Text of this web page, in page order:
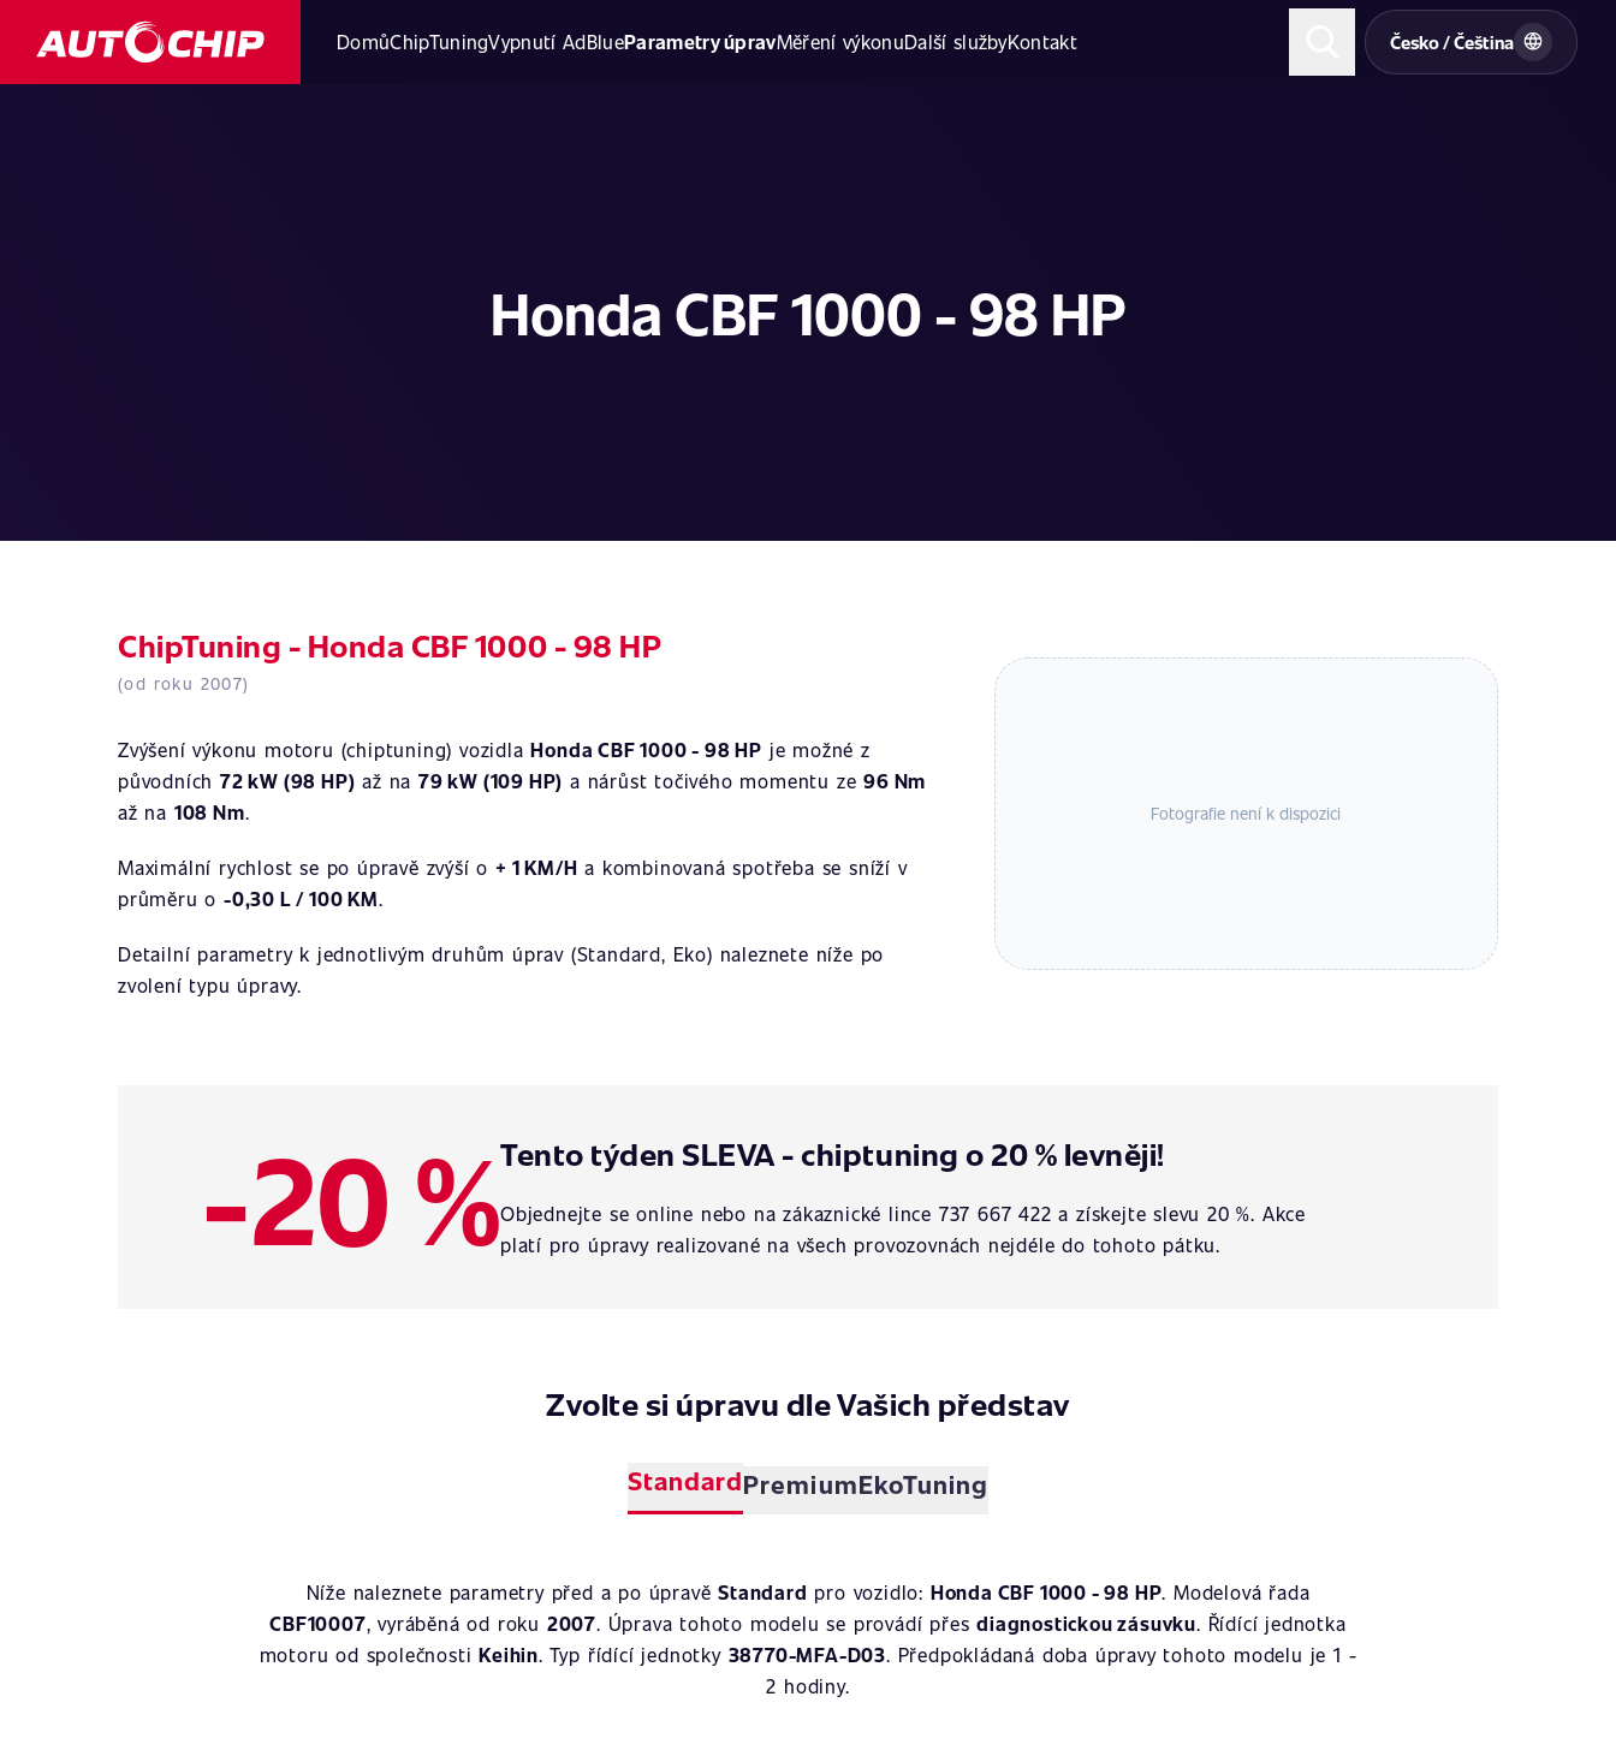
DomůChipTuningVypnutí AdBlueParametry úpravMěření výkonuDalší službyKontakt Česko / Čeština
Honda CBF 1000 - 98 HP
ChipTuning - Honda CBF 1000 - 98 HP
(od roku 2007)
Zvýšení výkonu motoru (chiptuning) vozidlaHonda CBF 1000 - 98 HP je možné z
původních72 kW (98 HP) až na79 kW (109 HP) a nárůst točivého momentu ze96 Nm
až na 108 Nm.
Maximální rychlost se po úpravě zvýší o + 1 KM/H a kombinovaná spotřeba se sníží v
průměru o-0,30 L / 100 KM.
Detailní parametry k jednotlivým druhům úprav (Standard, Eko) naleznete níže po
zvolení typu úpravy.
Fotografie není k dispozici
-20 %Tento týden SLEVA - chiptuning o 20 % levněji!
Objednejte se online nebo na zákaznické lince 737 667 422 a získejte slevu 20 %. Akce
platí pro úpravy realizované na všech provozovnách nejdéle do tohoto pátku.
Zvolte si úpravu dle Vašich představ
StandardPremiumEkoTuning
Níže naleznete parametry před a po úpravěStandard pro vozidlo: Honda CBF 1000 - 98 HP. Modelová řada
CBF10007, vyráběná od roku 2007. Úprava tohoto modelu se provádí přesdiagnostickou zásuvku. Řídící jednotka
motoru od společnostiKeihin. Typ řídící jednotky 38770-MFA-D03. Předpokládaná doba úpravy tohoto modelu je 1 -
2 hodiny.